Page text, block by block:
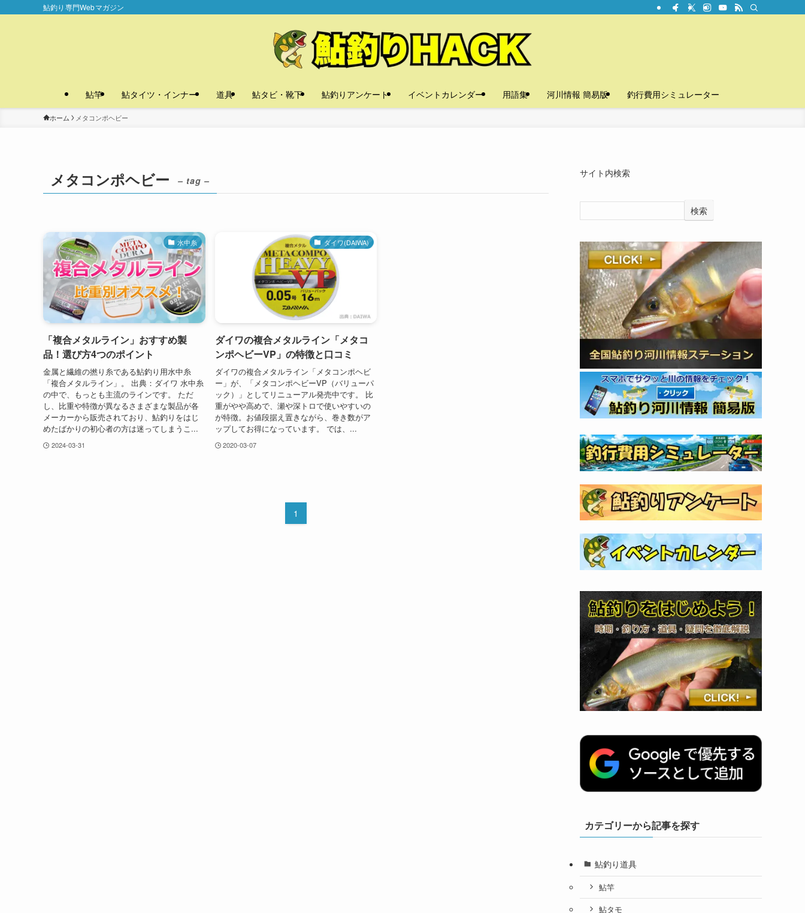
鮎釣り専門Webマガジン
鮎竿 鮎タイツ・インナー 道具 鮎タビ・靴下 鮎釣りアンケート イベントカレンダー 用語集 河川情報 簡易版 釣行費用シミュレーター
ホーム メタコンポヘビー
メタコンポヘビー – tag –
水中糸
「複合メタルライン」おすすめ製
品！選び方4つのポイント
金属と繊維の撚り糸である鮎釣り用水中糸
「複合メタルライン」。 出典：ダイワ 水中糸
の中で、もっとも主流のラインです。 ただ
し、比重や特徴が異なるさまざまな製品が各
メーカーから販売されており、鮎釣りをはじ
めたばかりの初心者の方は迷ってしまうこ...
2024-03-31
ダイワ(DAIWA)
ダイワの複合メタルライン「メタコ
ンポヘビーVP」の特徴と口コミ
ダイワの複合メタルライン「メタコンポヘビ
ー」が、「メタコンポヘビーVP（バリューパ
ック）」としてリニューアル発売中です。 比
重がやや高めで、瀬や深トロで使いやすいの
が特徴。お値段据え置きながら、巻き数がア
ップしてお得になっています。 では、...
2020-03-07
1
サイト内検索
検索
カテゴリーから記事を探す
鮎釣り道具
鮎竿
鮎タモ